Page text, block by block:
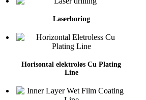
Laserboring
Horisontal elektroløs Cu Plating
Line